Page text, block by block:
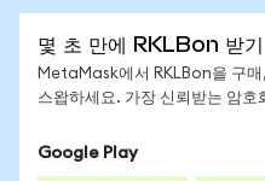
몇 초 만에 RKLBon 받기
MetaMask에서 RKLBon을 구매
스왑하세요. 가장 신뢰받는 암호
Google Play